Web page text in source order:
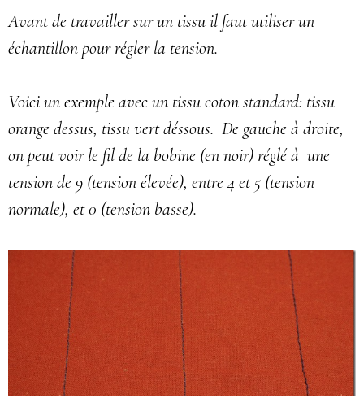
Avant de travailler sur un tissu il faut utiliser un
échantillon pour régler la tension.
Voici un exemple avec un tissu coton standard: tissu
orange dessus, tissu vert déssous. De gauche à droite,
on peut voir le fil de la bobine (en noir) réglé à une
tension de 9 (tension élevée), entre 4 et 5 (tension
normale), et 0 (tension basse).